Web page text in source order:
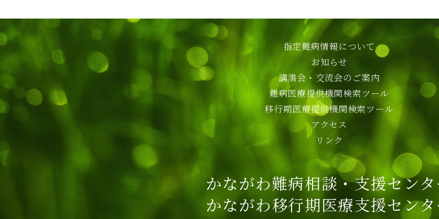
指定難病情報について
お知らせ
講演会・交流会のご案内
難病医療提供機関検索ツール
移行期医療提供機関検索ツール
アクセス
リンク
かながわ難病相談・支援セン
かながわ移行期医療支援セン